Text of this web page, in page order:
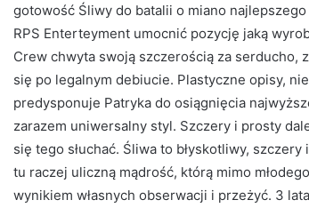
gotowość Śliwy do batalii o miano najlepszego
RPS Enterteyment umocnić pozycję jaką
Crew chwyta swoją szczerością za serducho,
się po legalnym debiucie. Plastyczne opisy,
predysponuje Patryka do osiągnięcia
zarazem uniwersalny styl. Szczery i prosty
się tego słuchać. Śliwa to błyskotliwy,
tu raczej uliczną mądrość, którą mimo
wynikiem własnych obserwacji i przeżyć. 3
[LIVE
szansa
(prod.
Jano Polska Wersja
PSR)